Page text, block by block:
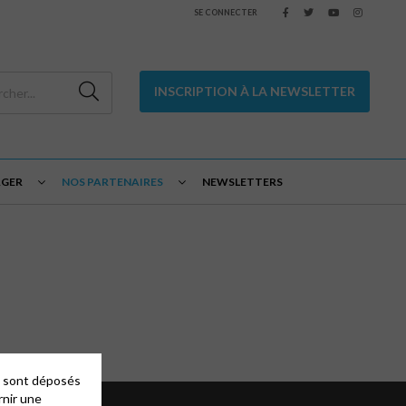
SE CONNECTER
INSCRIPTION À LA NEWSLETTER
NOS PARTENAIRES NEWSLETTERS
déposés
une